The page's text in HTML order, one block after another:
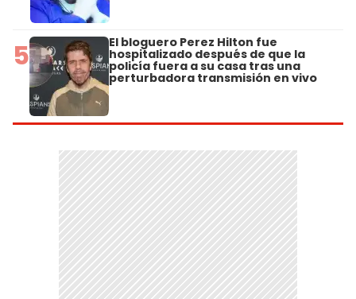
5 El bloguero Perez Hilton fue
hospitalizado después de que la
policía fuera a su casa tras una
perturbadora transmisión en vivo